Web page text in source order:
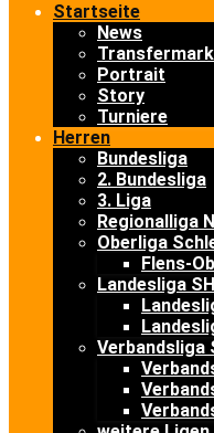
Startseite
News
Portrait
Story
Turniere
Herren
Bundesliga
2. Bundesliga
3. Liga
Regionalliga
Oberliga
Flens-
Landesliga SH
Verbandsliga